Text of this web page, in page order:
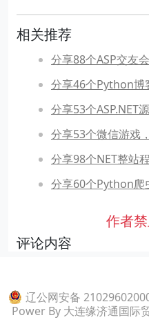
相关推荐
分享88个ASP交友
分享46个Python博
分享53个ASP.NET
分享53个微信游戏
分享98个NET整站
分享60个Python爬
作者
评论内容
辽公网安备
Power By 大连缘济通国际